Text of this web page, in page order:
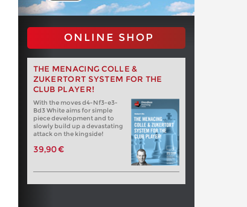
ONLINE SHOP
THE MENACING COLLE &
ZUKERTORT SYSTEM FOR THE
CLUB PLAYER!
With the moves d4-Nf3-e3-
Bd3 White aims for simple
piece development and to
slowly build up a devastating
attack on the kingside!
39,90 €